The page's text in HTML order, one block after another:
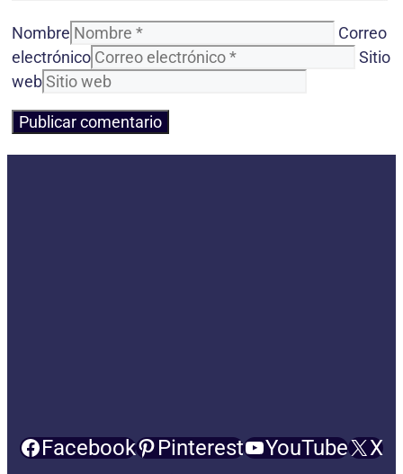
Nombre
Correo
electrónico
Sitio
web
Facebook Pinterest YouTube X